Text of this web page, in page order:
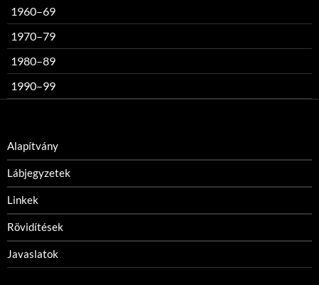
1960–69
1970–79
1980–89
1990–99
Alapítvány
Lábjegyzetek
Linkek
Rövidítések
Javaslatok